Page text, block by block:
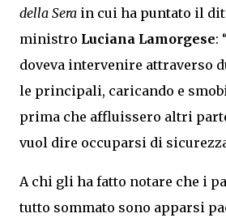
della Sera in cui ha puntato il
ministro Luciana Lamorgese:
doveva intervenire attraverso
le principali, caricando e
prima che affluissero altri
vuol dire occuparsi di
A chi gli ha fatto notare che i
tutto sommato sono apparsi